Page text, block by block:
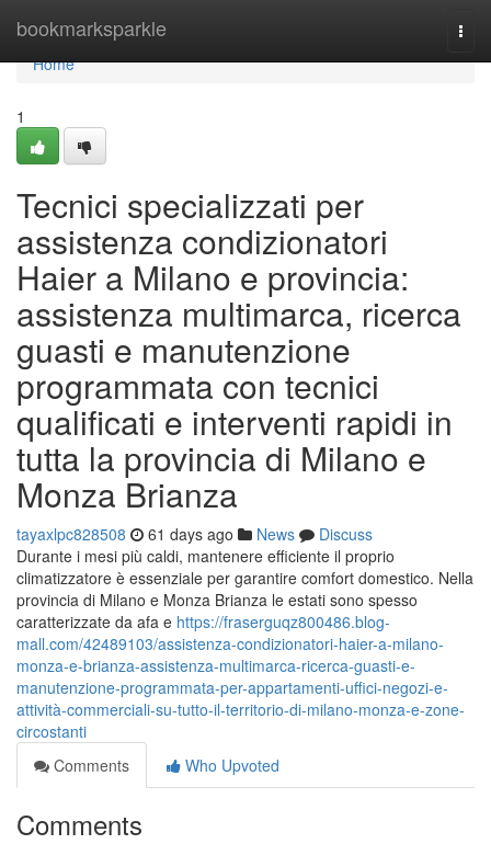
bookmarksparkle
Home
Home
1
Tecnici specializzati per
assistenza condizionatori
Haier a Milano e provincia:
assistenza multimarca, ricerca
guasti e manutenzione
programmata con tecnici
qualificati e interventi rapidi in
tutta la provincia di Milano e
Monza Brianza
tayaxlpc828508 61 days ago News
Discuss
Durante i mesi più caldi, mantenere efficiente il proprio
climatizzatore è essenziale per garantire comfort domestico. Nella
provincia di Milano e Monza Brianza le estati sono spesso
caratterizzate da afa e https://fraserguqz800486.blog-
mall.com/42489103/assistenza-condizionatori-haier-a-milano-
monza-e-brianza-assistenza-multimarca-ricerca-guasti-e-
manutenzione-programmata-per-appartamenti-uffici-negozi-e-
attività-commerciali-su-tutto-il-territorio-di-milano-monza-e-zone-
circostanti
Comments
Who Upvoted
Comments